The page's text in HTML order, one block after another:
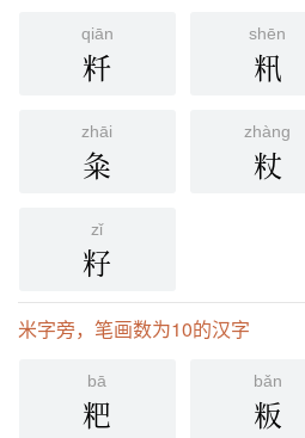
qiān
粁
shēn
籸
zhāi
粂
zhàng
粀
zǐ
籽
米字旁，笔画数为10的汉字
bā
粑
bǎn
粄